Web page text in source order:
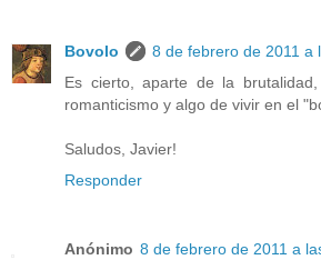
Bovolo
8 de febrero de 2011 a
Es cierto, aparte de la
romanticismo y algo de vivir en el
Saludos, Javier!
Responder
Anónimo 8 de febrero de 2011 a